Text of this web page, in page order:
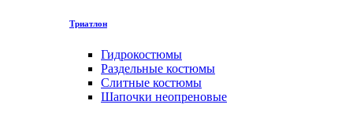
Триатлон
Гидрокостюмы
Раздельные костюмы
Слитные костюмы
Шапочки неопреновые